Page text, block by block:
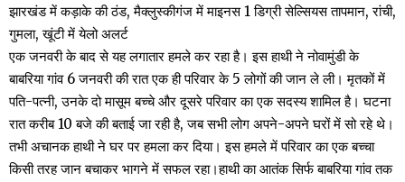
झारखंड में कड़ाके की ठंड, मैक्लुस्कीगंज में माइनस 1 डिग्री सेल्सियस तापमान, रांची,
गुमला, खूंटी में येलो अलर्ट
एक जनवरी के बाद से यह लगातार हमले कर रहा है। इस हाथी ने नोवामुंडी के
बाबरिया गांव 6 जनवरी की रात एक ही परिवार के 5 लोगों की जान ले ली। मृतकों में
पति-पत्नी, उनके दो मासूम बच्चे और दूसरे परिवार का एक सदस्य शामिल है। घटना
रात करीब 10 बजे की बताई जा रही है, जब सभी लोग अपने-अपने घरों में सो रहे थे।
तभी अचानक हाथी ने घर पर हमला कर दिया। इस हमले में परिवार का एक बच्चा
किसी तरह जान बचाकर भागने में सफल रहा।हाथी का आतंक सिर्फ बाबरिया गांव तक